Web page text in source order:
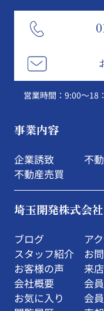
営業時間：9:00～18
事業内容
企業誘致
不動産売買
不
埼玉開発株式会
ブログ
スタッフ紹介
お客様の声
会社概要
お気に入り
ア
お
来
会
会